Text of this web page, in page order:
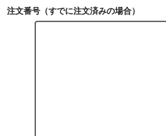
注文番号（すでに注文済みの場合）